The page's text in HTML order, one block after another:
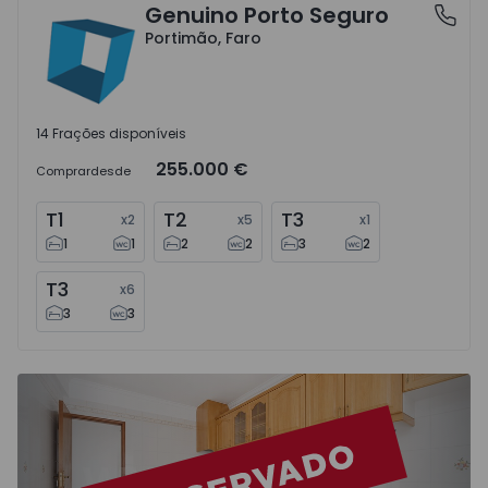
Portimão, FaroGenuino Porto Seguro
Portimão, Faro
14 Frações disponíveis
Comprardesde 255.000 €
T1 x2
1
1
T2 x5
2
2
T3 x1
3
2
T3 x6
3
3
Apartamento T2 Portimão, Portimão Centro - 1559677 - 1